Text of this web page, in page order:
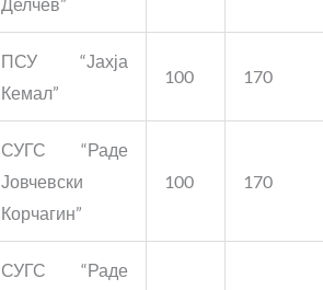
Делчев”
ПСУ “Јахја
Кемал”
100 170
СУГС “Раде
Јовчевски
Корчагин”
100 170
СУГС “Раде